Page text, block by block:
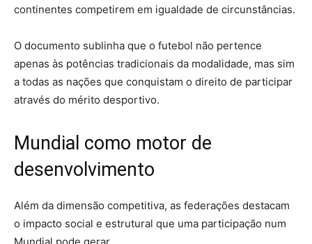
continentes competirem em igualdade de circunstâncias.
O documento sublinha que o futebol não pertence
apenas às potências tradicionais da modalidade, mas sim
a todas as nações que conquistam o direito de participar
através do mérito desportivo.
Mundial como motor de
desenvolvimento
Além da dimensão competitiva, as federações destacam
o impacto social e estrutural que uma participação num